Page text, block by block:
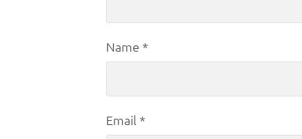
Name *
Email *